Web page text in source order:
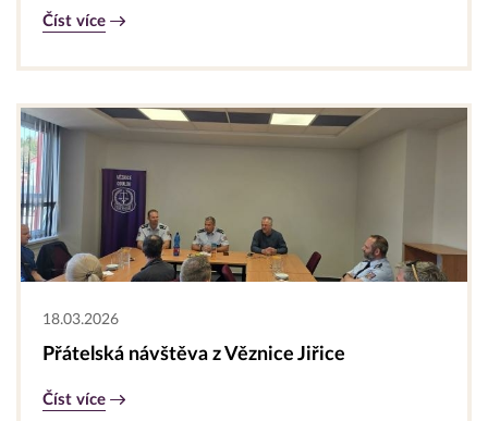
Číst více
18.03.2026
Přátelská návštěva z Věznice Jiřice
Číst více